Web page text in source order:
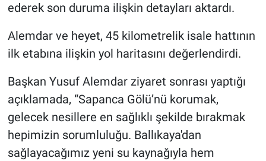
ederek son duruma ilişkin detayları aktardı.
Alemdar ve heyet, 45 kilometrelik isale hattının
ilk etabına ilişkin yol haritasını değerlendirdi.
Başkan Yusuf Alemdar ziyaret sonrası yaptığı
açıklamada, “Sapanca Gölü’nü korumak,
gelecek nesillere en sağlıklı şekilde bırakmak
hepimizin sorumluluğu. Ballıkaya'dan
sağlayacağımız yeni su kaynağıyla hem